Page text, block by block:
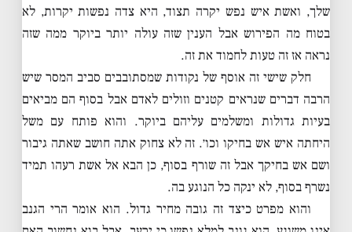
שלך, ואשת איש נפש יקרה תצוד, היא צדה נפשות יקרות, לא
בטוח מה הפירוש אבל הענין שזה עולה יותר ביוקר ממה שזה
נראה אז זה טעות לחמוד את זה.
חלק שישי זה אוסף של נקודות שמסתובבים סביב המסר שיש
הרבה דברים שנראים קטנים וזולים לאדם אבל בסוף הם מביאים
בעיות גדולות ומשלמים עליהם ביוקר. והוא פותח עם משל
היחתה איש אש בחיקו וכו׳. זה לא צחוק אתה חושב שאתה גיבור
ושם אש בחיקך אבל זה שורף בסוף, כן הבא אל אשת רעהו תמיד
נשרף בסוף, לא ינקה כל הנוגע בה.
והוא מפרט כיצד זה גובה מחיר גדול. הוא אומר הרי הגנב